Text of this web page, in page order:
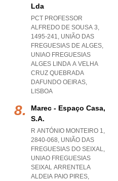
Lda
PCT PROFESSOR
ALFREDO DE SOUSA 3,
1495-241, UNIÃO DAS
FREGUESIAS DE ALGES,
UNIAO FREGUESIAS
ALGES LINDA A VELHA
CRUZ QUEBRADA
DAFUNDO OEIRAS,
LISBOA
Marec - Espaço Casa,
S.a.
R ANTÓNIO MONTEIRO 1,
2840-068, UNIÃO DAS
FREGUESIAS DO SEIXAL,
UNIAO FREGUESIAS
SEIXAL ARRENTELA
ALDEIA PAIO PIRES,